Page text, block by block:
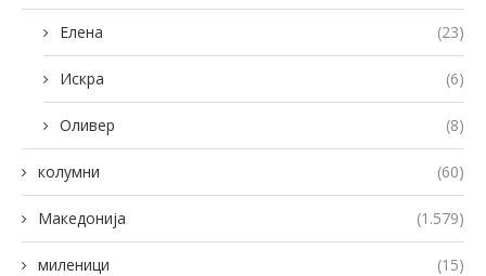
Елена (23)
Искра (6)
Оливер (8)
колумни (60)
Македонија (1.579)
миленици (15)